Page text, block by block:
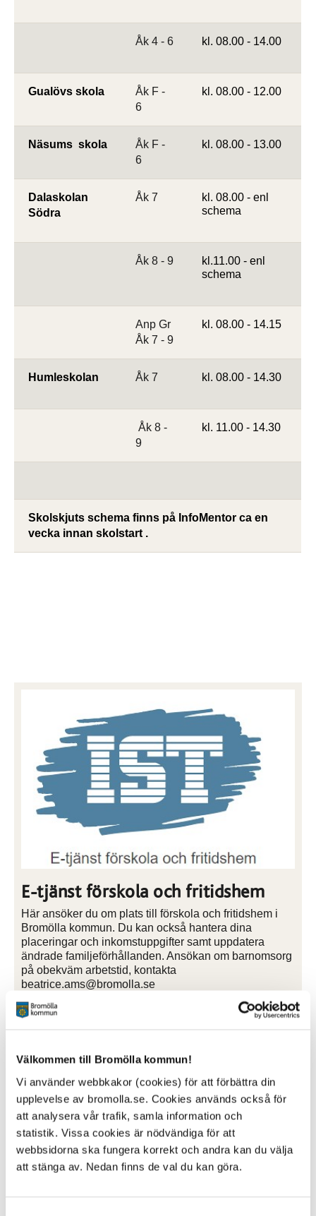
Välkommen till Bromölla kommun!
Vi använder webbkakor (cookies) för att förbättra din
upplevelse av bromolla.se. Cookies används också för
att analysera vår trafik, samla information och
statistik. Vissa cookies är nödvändiga för att
webbsidorna ska fungera korrekt och andra kan du välja
att stänga av. Nedan finns de val du kan göra.
Åk 4 - 6 kl. 08.00 - 14.00
Gualövs skola
Åk F -
6
kl. 08.00 - 12.00
Näsums  skola
Åk F -
6
kl. 08.00 - 13.00
Dalaskolan
Södra
Åk 7
kl. 08.00 - enl
schema
Åk 8 - 9
kl.11.00 - enl
schema
Anp Gr
Åk 7 - 9
kl. 08.00 - 14.15
Humleskolan Åk 7 kl. 08.00 - 14.30
Åk 8 -
9
kl. 11.00 - 14.30
Skolskjuts schema finns på InfoMentor ca en
vecka innan skolstart .
E-tjänst förskola och fritidshem
Här ansöker du om plats till förskola och fritidshem i
Bromölla kommun. Du kan också hantera dina
placeringar och inkomstuppgifter samt uppdatera
ändrade familjeförhållanden. Ansökan om barnomsorg
på obekväm arbetstid, kontakta
beatrice.ams@bromolla.se